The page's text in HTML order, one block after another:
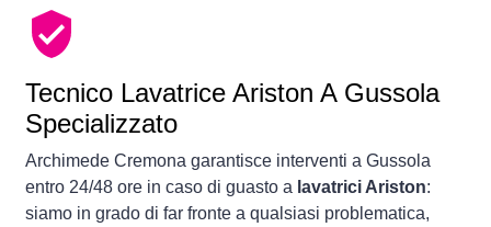
Tecnico Lavatrice Ariston A Gussola
Specializzato
Archimede Cremona garantisce interventi a Gussola
entro 24/48 ore in caso di guasto a lavatrici Ariston:
siamo in grado di far fronte a qualsiasi problematica,